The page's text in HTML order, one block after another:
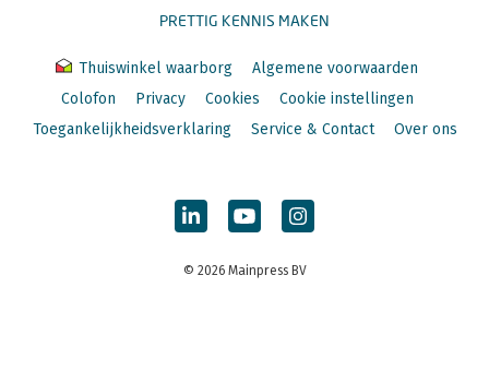
PRETTIG KENNIS MAKEN
Thuiswinkel waarborg
Algemene voorwaarden
Colofon
Privacy Cookies
Cookie instellingen
Toegankelijkheidsverklaring
Service & Contact Over ons
© 2026 Mainpress BV